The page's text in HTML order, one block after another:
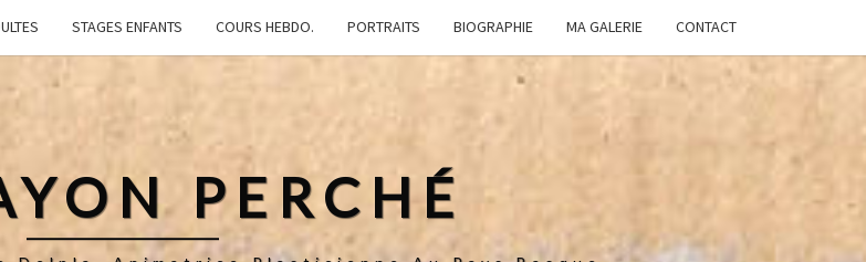
STAGES ENFANTS COURS HEBDO. PORTRAITS BIOGRAPHIE MA GALERIE CONTACT
PERCHÉ